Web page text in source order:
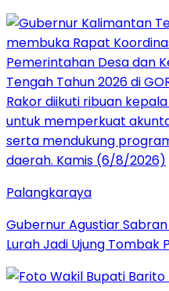
Palangkaraya
Gubernur Agustiar
Lurah Jadi Ujung Tombak